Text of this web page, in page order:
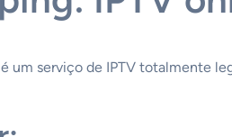
um serviço de IPTV totalmente